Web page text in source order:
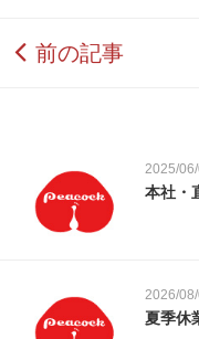
前の記事
2025/
本社・
2026/
夏季休